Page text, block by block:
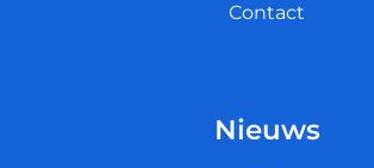
Contact
Nieuws